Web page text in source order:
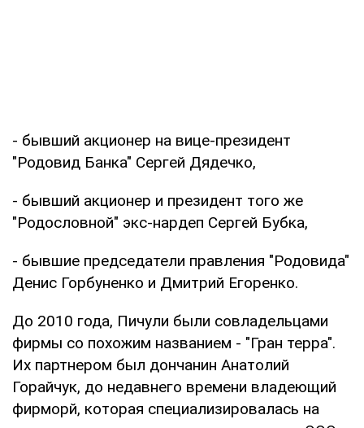
- бывший акционер на вице-президент
"Родовид Банка" Сергей Дядечко,
- бывший акционер и президент того же
"Родословной" экс-нардеп Сергей Бубка,
- бывшие председатели правления "Родовида"
Денис Горбуненко и Дмитрий Егоренко.
До 2010 года, Пичули были совладельцами
фирмы со похожим названием - "Гран терра".
Их партнером был дончанин Анатолий
Горайчук, до недавнего времени владеющий
фирморй, которая специализировалась на